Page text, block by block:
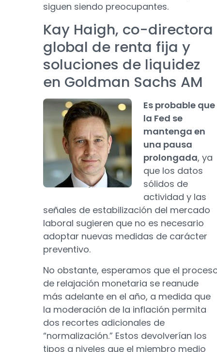
siguen siendo preocupantes.
Kay Haigh, co-directora
global de renta fija y
soluciones de liquidez
en Goldman Sachs AM
Es probable que
la Fed se
mantenga en
una pausa
prolongada, ya
que los datos
sólidos de
actividad y las
señales de estabilización del mercado
laboral sugieren que no es necesario
adoptar nuevas medidas de carácter
preventivo.
No obstante, esperamos que el
de relajación monetaria se reanude
más adelante en el año, a medida que
la moderación de la inflación permita
dos recortes adicionales de
“normalización.” Estos devolverían los
tipos a niveles que el miembro medio